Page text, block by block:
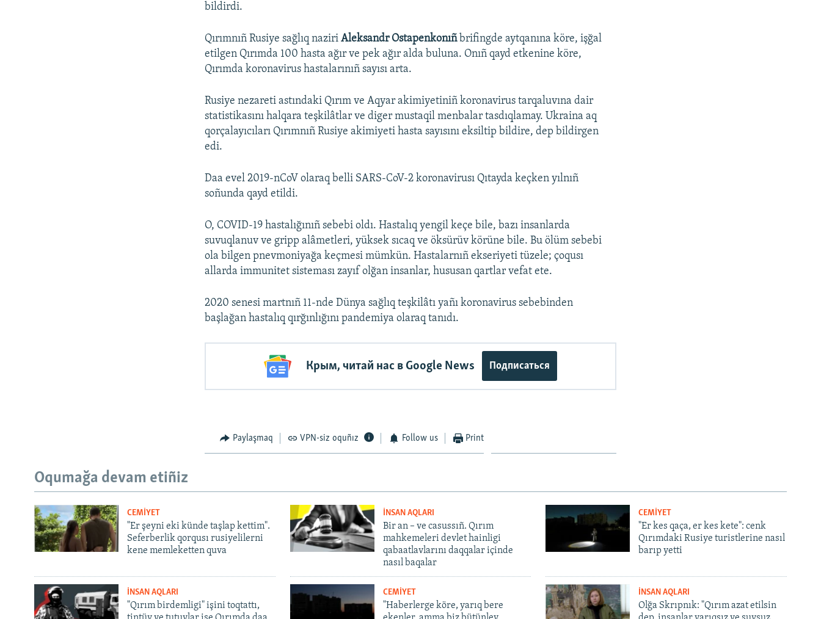
bildirdi.
Qırımnıñ Rusiye sağlıq naziriAleksandr Ostapenkonıñ brifingde aytqanına köre, işğal
etilgen Qırımda 100 hasta ağır ve pek ağır alda buluna. Onıñ qayd etkenine köre,
Qırımda koronavirus hastalarınıñ sayısı arta.
Rusiye nezareti astındaki Qırım ve Aqyar akimiyetiniñ koronavirus tarqaluvına dair
statistikasını halqara teşkilâtlar ve diger mustaqil menbalar tasdıqlamay. Ukraina aq
qorçalayıcıları Qırımnıñ Rusiye akimiyeti hasta sayısını eksiltip bildire, dep bildirgen
edi.
Daa evel 2019-nCoV olaraq belli SARS-CoV-2 koronavirusı Qıtayda keçken yılnıñ
soñunda qayd etildi.
O, COVID-19 hastalığınıñ sebebi oldı. Hastalıq yengil keçe bile, bazı insanlarda
suvuqlanuv ve gripp alâmetleri, yüksek sıcaq ve öksürüv körüne bile. Bu ölüm sebebi
ola bilgen pnevmoniyağa keçmesi mümkün. Hastalarnıñ ekseriyeti tüzele; çoqusı
allarda immunitet sisteması zayıf olğan insanlar, hususan qartlar vefat ete.
2020 senesi martnıñ 11-nde Dünya sağlıq teşkilâtı yañı koronavirus sebebinden
başlağan hastalıq qırğınlığını pandemiya olaraq tanıdı.
Крым, читай нас в Google News Подписаться
Paylaşmaq VPN-siz oquñız Follow us Print
Oqumağa devam etiñiz
CEMİYET
"Er şeyni eki künde taşlap kettim".
Seferberlik qorqusı rusiyelilerni
kene memleketten quva
İNSAN AQLARI
Bir an – ve casussıñ. Qırım
mahkemeleri devlet hainligi
qabaatlavlarını daqqalar içinde
nasıl baqalar
CEMİYET
"Er kes qaça, er kes kete": cenk
Qırımdaki Rusiye turistlerine nasıl
barıp yetti
İNSAN AQLARI
"Qırım birdemligi" işini toqtattı,
CEMİYET
"Haberlerge köre, yarıq bere
İNSAN AQLARI
Olğa Skrıpnık: "Qırım azat etilsin